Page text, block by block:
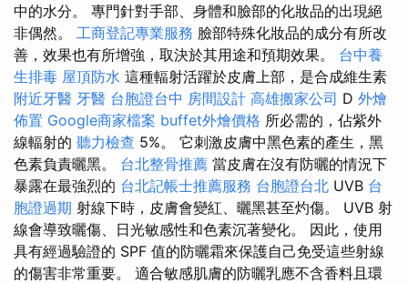
中的水分。 專門針對手部、身體和臉部的化妝品的出現絕
非偶然。 工商登記專業服務 臉部特殊化妝品的成分有所改
善，效果也有所增強，取決於其用途和預期效果。 台中養
生排毒 屋頂防水 這種輻射活躍於皮膚上部，是合成維生素
附近牙醫 牙醫 台胞證台中 房間設計 高雄搬家公司 D 外燴
佈置 Google商家檔案 buffet外燴價格 所必需的，佔紫外
線輻射的 聽力檢查 5%。 它刺激皮膚中黑色素的產生，黑
色素負責曬黑。 台北整骨推薦 當皮膚在沒有防曬的情況下
暴露在最強烈的 台北記帳士推薦服務 台胞證台北 UVB 台
胞證過期 射線下時，皮膚會變紅、曬黑甚至灼傷。 UVB 射
線會導致曬傷、日光敏感性和色素沉著變化。 因此，使用
具有經過驗證的 SPF 值的防曬霜來保護自己免受這些射線
的傷害非常重要。 適合敏感肌膚的防曬乳應不含香料且環